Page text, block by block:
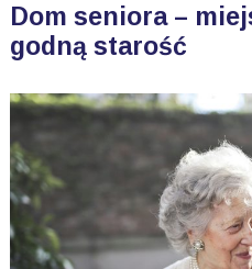
Dom seniora –
godną starość